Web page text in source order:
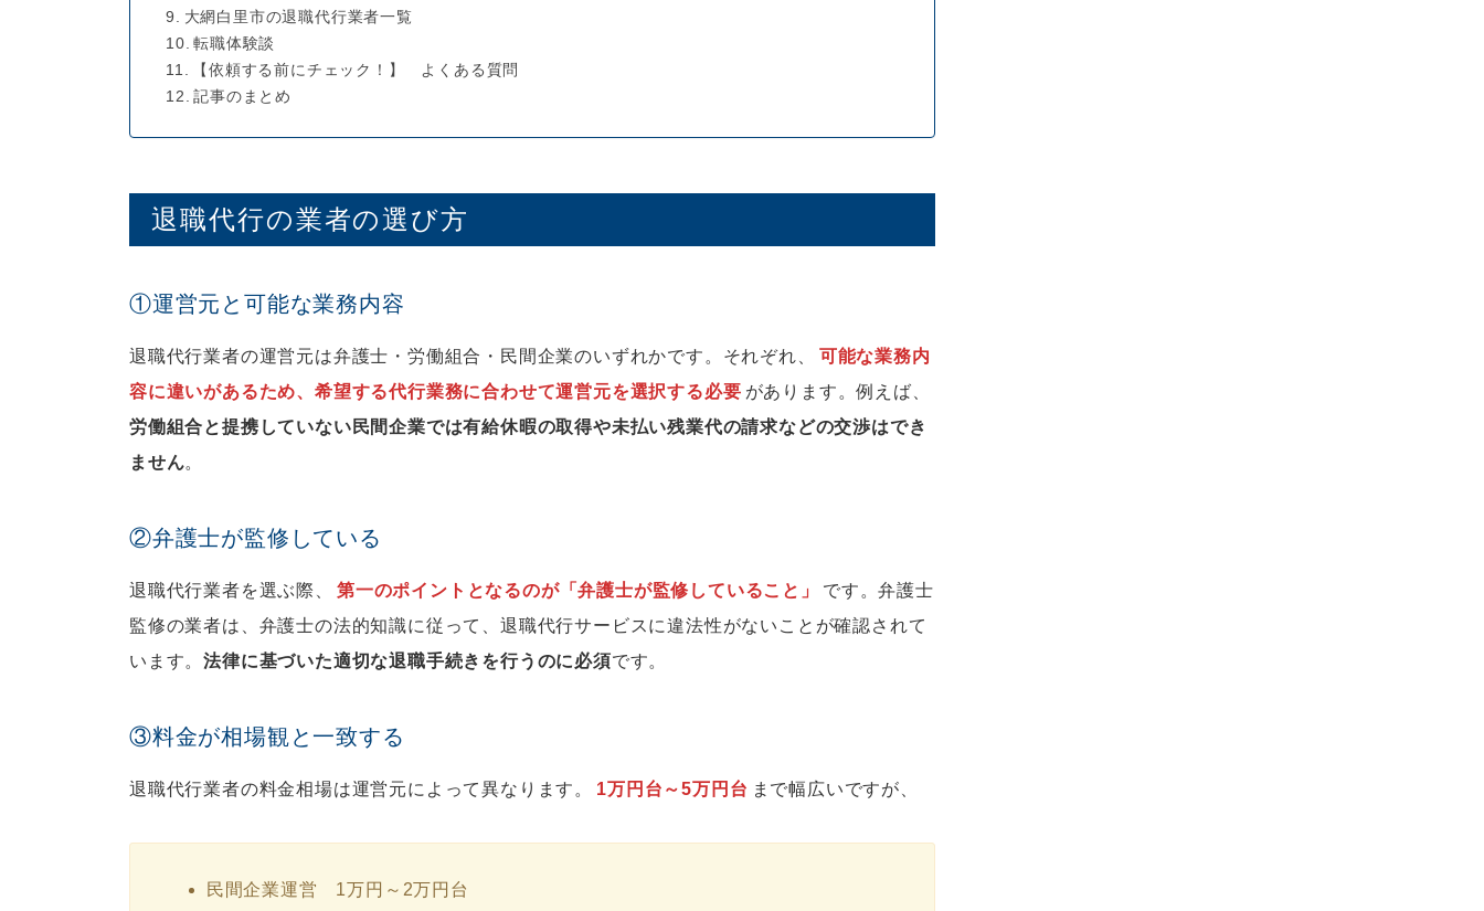
大網白里市の退職代行業者一覧
転職体験談
【依頼する前にチェック！】 よくある質問
記事のまとめ
退職代行の業者の選び方
①運営元と可能な業務内容
退職代行業者の運営元は弁護士・労働組合・民間企業のいずれかです。それぞれ、
可能な業務内
容に違いがあるため、希望する代行業務に合わせて運営元を選択する必要 があります。例えば、
労働組合と提携していない民間企業では有給休暇の取得や未払い残業代の請求などの交渉はでき
ません。
②弁護士が監修している
退職代行業者を選ぶ際、 第一のポイントとなるのが「弁護士が監修していること」
です。弁護士
監修の業者は、弁護士の法的知識に従って、退職代行サービスに違法性がないことが確認されて
います。法律に基づいた適切な退職手続きを行うのに必須です。
③料金が相場観と一致する
退職代行業者の料金相場は運営元によって異なります。 1万円台～5万円台 まで幅広いですが、
民間企業運営 1万円～2万円台